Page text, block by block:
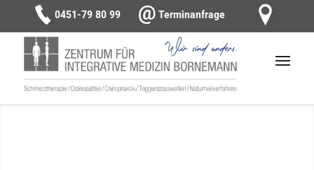
0451-79 80 99 Terminanfrage